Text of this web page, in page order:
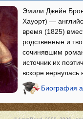
Эмили Джейн
Хауорт) —
время (1825)
родственные и
сочинявшим
источник их
вскоре
Биография